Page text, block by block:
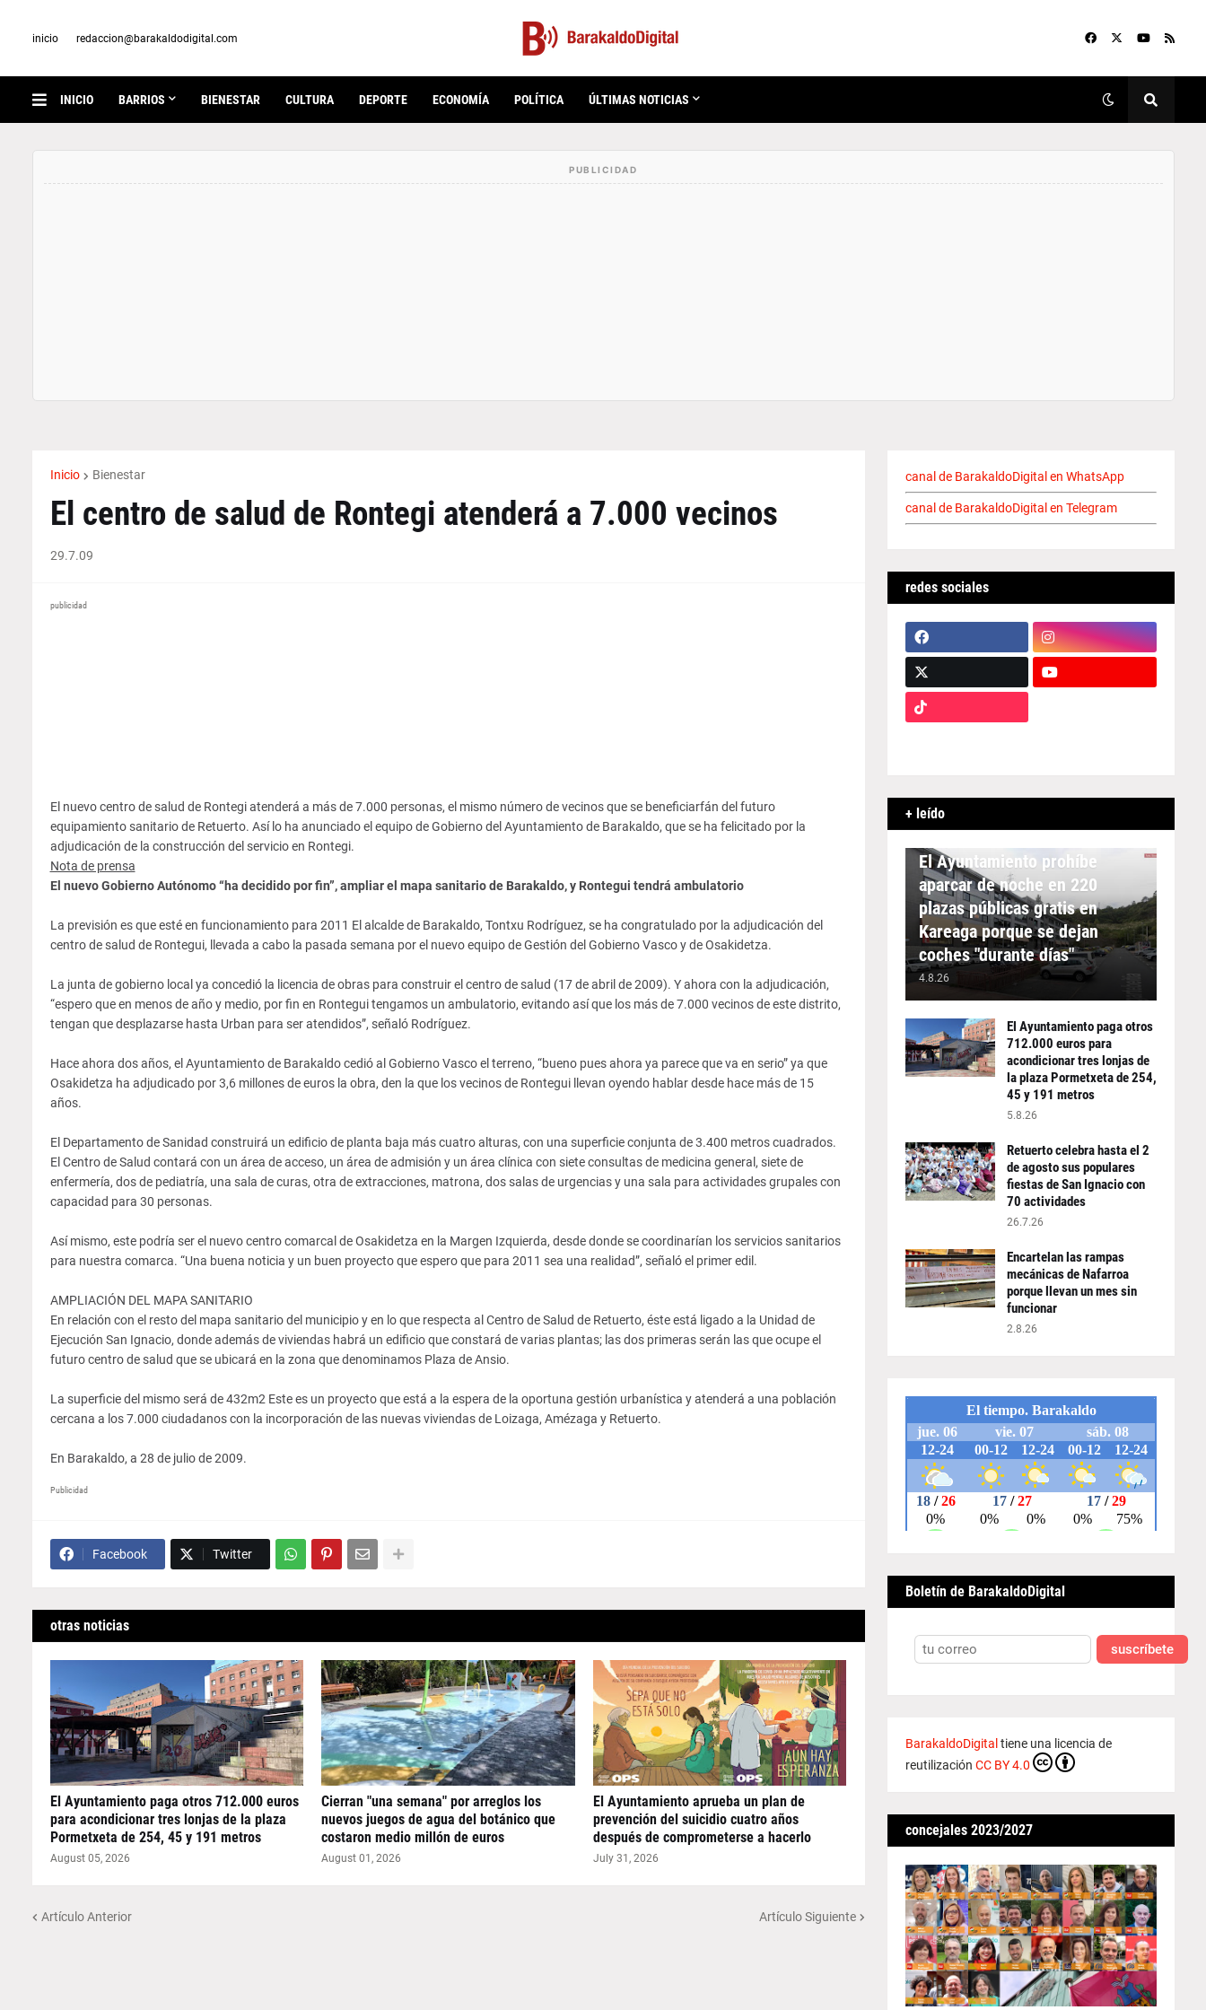
inicio redaccion@barakaldodigital.com
INICIO BARRIOS BIENESTAR CULTURA DEPORTE ECONOMÍA POLÍTICA ÚLTIMAS NOTICIAS
Inicio Bienestar
El centro de salud de Rontegi atenderá a 7.000 vecinos
29.7.09
publicidad
El nuevo centro de salud de Rontegi atenderá a más de 7.000 personas, el mismo número de vecinos que se beneficiarfán del futuro
equipamiento sanitario de Retuerto. Así lo ha anunciado el equipo de Gobierno del Ayuntamiento de Barakaldo, que se ha felicitado por la
adjudicación de la construcción del servicio en Rontegi.
Nota de prensa
El nuevo Gobierno Autónomo “ha decidido por fin”, ampliar el mapa sanitario de Barakaldo, y Rontegui tendrá ambulatorio
La previsión es que esté en funcionamiento para 2011 El alcalde de Barakaldo, Tontxu Rodríguez, se ha congratulado por la adjudicación del
centro de salud de Rontegui, llevada a cabo la pasada semana por el nuevo equipo de Gestión del Gobierno Vasco y de Osakidetza.
La junta de gobierno local ya concedió la licencia de obras para construir el centro de salud (17 de abril de 2009). Y ahora con la adjudicación,
“espero que en menos de año y medio, por fin en Rontegui tengamos un ambulatorio, evitando así que los más de 7.000 vecinos de este distrito,
tengan que desplazarse hasta Urban para ser atendidos”, señaló Rodríguez.
Hace ahora dos años, el Ayuntamiento de Barakaldo cedió al Gobierno Vasco el terreno, “bueno pues ahora ya parece que va en serio” ya que
Osakidetza ha adjudicado por 3,6 millones de euros la obra, den la que los vecinos de Rontegui llevan oyendo hablar desde hace más de 15
años.
El Departamento de Sanidad construirá un edificio de planta baja más cuatro alturas, con una superficie conjunta de 3.400 metros cuadrados.
El Centro de Salud contará con un área de acceso, un área de admisión y un área clínica con siete consultas de medicina general, siete de
enfermería, dos de pediatría, una sala de curas, otra de extracciones, matrona, dos salas de urgencias y una sala para actividades grupales con
capacidad para 30 personas.
Así mismo, este podría ser el nuevo centro comarcal de Osakidetza en la Margen Izquierda, desde donde se coordinarían los servicios sanitarios
para nuestra comarca. “Una buena noticia y un buen proyecto que espero que para 2011 sea una realidad”, señaló el primer edil.
AMPLIACIÓN DEL MAPA SANITARIO
En relación con el resto del mapa sanitario del municipio y en lo que respecta al Centro de Salud de Retuerto, éste está ligado a la Unidad de
Ejecución San Ignacio, donde además de viviendas habrá un edificio que constará de varias plantas; las dos primeras serán las que ocupe el
futuro centro de salud que se ubicará en la zona que denominamos Plaza de Ansio.
La superficie del mismo será de 432m2 Este es un proyecto que está a la espera de la oportuna gestión urbanística y atenderá a una población
cercana a los 7.000 ciudadanos con la incorporación de las nuevas viviendas de Loizaga, Amézaga y Retuerto.
En Barakaldo, a 28 de julio de 2009.
Publicidad
Facebook Twitter
otras noticias
El Ayuntamiento paga otros 712.000 euros
para acondicionar tres lonjas de la plaza
Pormetxeta de 254, 45 y 191 metros
August 05, 2026
Cierran "una semana" por arreglos los
nuevos juegos de agua del botánico que
costaron medio millón de euros
August 01, 2026
El Ayuntamiento aprueba un plan de
prevención del suicidio cuatro años
después de comprometerse a hacerlo
July 31, 2026
Artículo Anterior Artículo Siguiente
canal de BarakaldoDigital en WhatsApp
canal de BarakaldoDigital en Telegram
redes sociales
+ leído
APARCAMIENTO
El Ayuntamiento prohíbe
aparcar de noche en 220
plazas públicas gratis en
Kareaga porque se dejan
coches "durante días"
4.8.26
El Ayuntamiento paga otros
712.000 euros para
acondicionar tres lonjas de
la plaza Pormetxeta de 254,
45 y 191 metros
5.8.26
Retuerto celebra hasta el 2
de agosto sus populares
fiestas de San Ignacio con
70 actividades
26.7.26
Encartelan las rampas
mecánicas de Nafarroa
porque llevan un mes sin
funcionar
2.8.26
Boletín de BarakaldoDigital
suscríbete
BarakaldoDigital tiene una licencia de
reutilización CC BY 4.0
concejales 2023/2027